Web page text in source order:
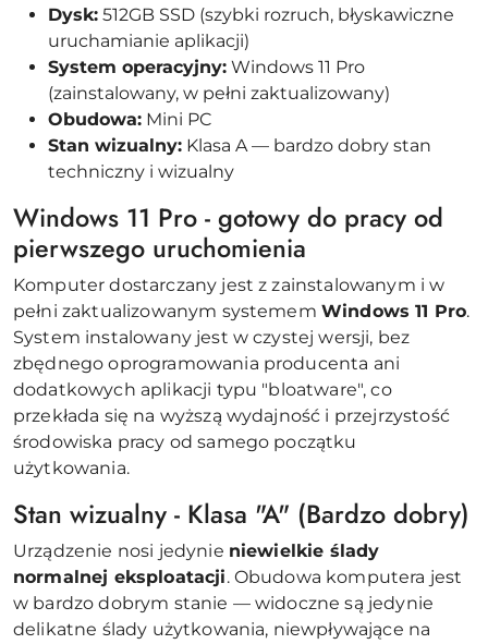
Dysk: 512GB SSD (szybki rozruch, błyskawiczne
uruchamianie aplikacji)
System operacyjny: Windows 11 Pro
(zainstalowany, w pełni zaktualizowany)
Obudowa: Mini PC
Stan wizualny: Klasa A — bardzo dobry stan
techniczny i wizualny
Windows 11 Pro - gotowy do pracy od
pierwszego uruchomienia
Komputer dostarczany jest z zainstalowanym i w
pełni zaktualizowanym systemem Windows 11 Pro.
System instalowany jest w czystej wersji, bez
zbędnego oprogramowania producenta ani
dodatkowych aplikacji typu "bloatware", co
przekłada się na wyższą wydajność i przejrzystość
środowiska pracy od samego początku
użytkowania.
Stan wizualny - Klasa "A" (Bardzo dobry)
Urządzenie nosi jedynie niewielkie ślady
normalnej eksploatacji. Obudowa komputera jest
w bardzo dobrym stanie — widoczne są jedynie
delikatne ślady użytkowania, niewpływające na